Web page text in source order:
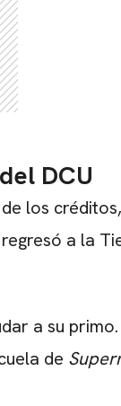
DCU
los
a la
a su
de
CARREGANDO PUBLICIDADE